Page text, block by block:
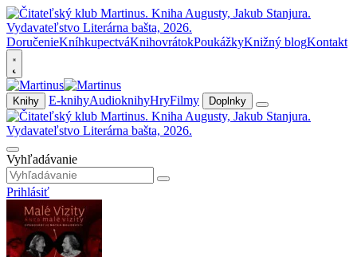
DoručenieKníhkupectváKnihovrátokPoukážkyKnižný blogKontakt
Knihy E-knihyAudioknihyHryFilmy Doplnky
Vyhľadávanie
Prihlásiť